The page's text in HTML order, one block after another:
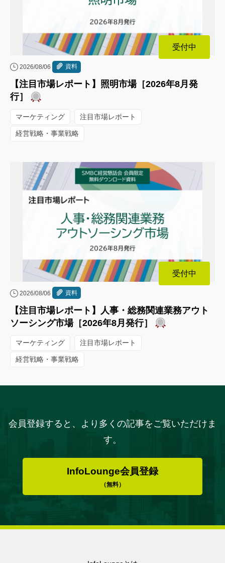
受付中
2026/08/06 資料
【注目市場レポート】照明市場［2026年8月発
行］
マーケティング 注目市場レポート
経営戦略・事業戦略
受付中
2026/08/06 資料
【注目市場レポート】人事・総務関連業務アウト
ソーシング市場［2026年8月発行］
マーケティング 注目市場レポート
経営戦略・事業戦略
会員登録すると、より多くの記事をご覧いただけま
す。
InfoLounge会員登録
（無料）